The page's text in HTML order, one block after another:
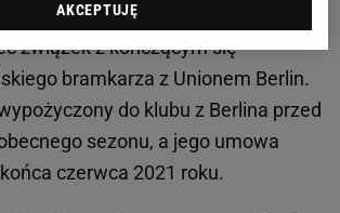
Gikiewicza od miejsca w
związek z kończącym się
bramkarza z Unionem Berlin.
do klubu z Berlina przed
sezonu, a jego umowa
czerwca 2021 roku.
AKCEPTUJĘ